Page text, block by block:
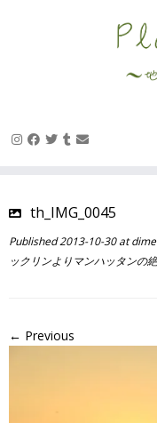
th_IMG_0045
Published2013-10-30at
ックリンよりマンハッタンの
← Previous